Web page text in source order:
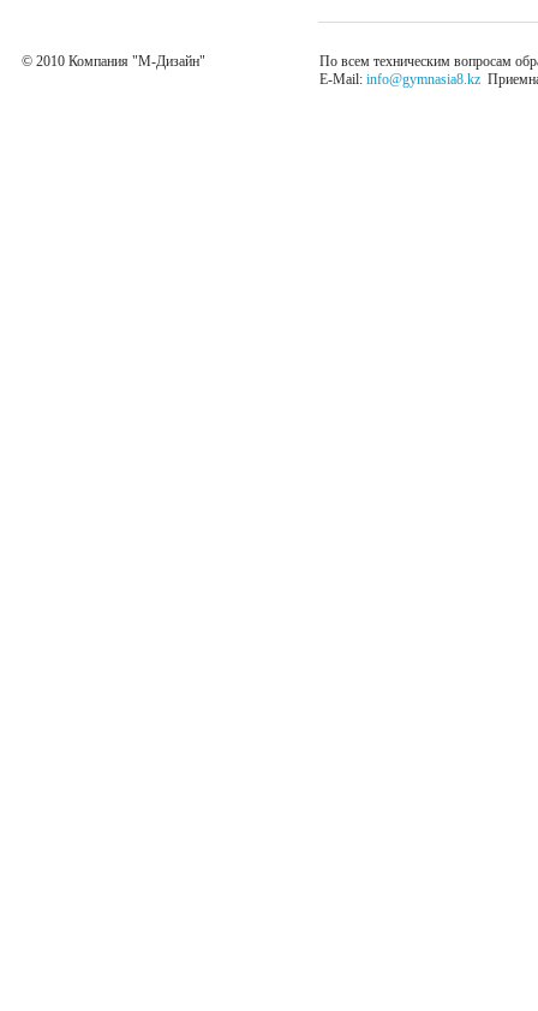
© 2010 Компания "М-Дизайн"
По всем техническим вопросам
E-Mail: info@gymnasia8.kz